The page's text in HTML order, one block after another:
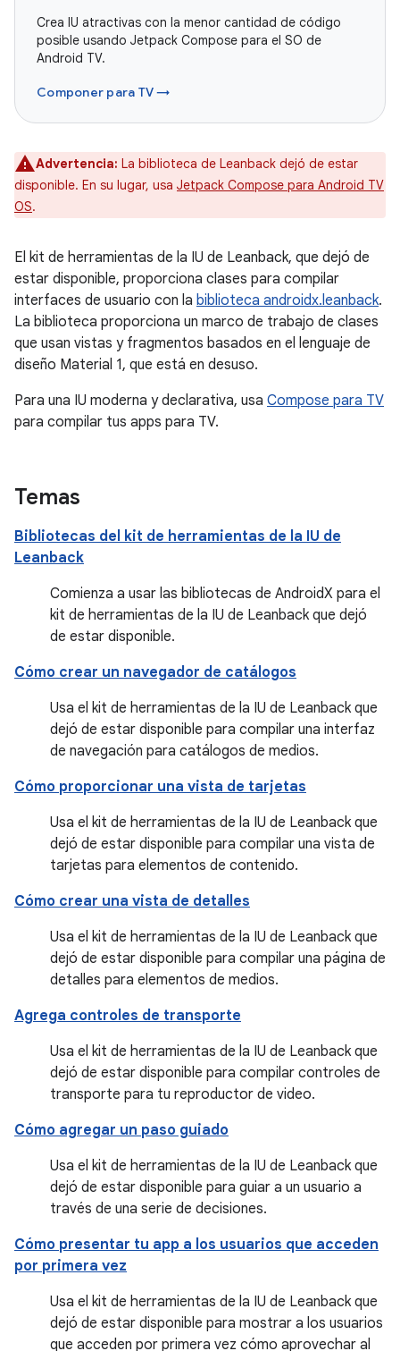
Crea IU atractivas con la menor cantidad de código
posible usando Jetpack Compose para el SO de
Android TV.
Componer para TV →
Advertencia: La biblioteca de Leanback dejó de estar
disponible. En su lugar, usa Jetpack Compose para Android TV
OS.
El kit de herramientas de la IU de Leanback, que dejó de
estar disponible, proporciona clases para compilar
interfaces de usuario con la biblioteca androidx.leanback.
La biblioteca proporciona un marco de trabajo de clases
que usan vistas y fragmentos basados en el lenguaje de
diseño Material 1, que está en desuso.
Para una IU moderna y declarativa, usa Compose para TV
para compilar tus apps para TV.
Temas
Bibliotecas del kit de herramientas de la IU de
Leanback
Comienza a usar las bibliotecas de AndroidX para el
kit de herramientas de la IU de Leanback que dejó
de estar disponible.
Cómo crear un navegador de catálogos
Usa el kit de herramientas de la IU de Leanback que
dejó de estar disponible para compilar una interfaz
de navegación para catálogos de medios.
Cómo proporcionar una vista de tarjetas
Usa el kit de herramientas de la IU de Leanback que
dejó de estar disponible para compilar una vista de
tarjetas para elementos de contenido.
Cómo crear una vista de detalles
Usa el kit de herramientas de la IU de Leanback que
dejó de estar disponible para compilar una página de
detalles para elementos de medios.
Agrega controles de transporte
Usa el kit de herramientas de la IU de Leanback que
dejó de estar disponible para compilar controles de
transporte para tu reproductor de video.
Cómo agregar un paso guiado
Usa el kit de herramientas de la IU de Leanback que
dejó de estar disponible para guiar a un usuario a
través de una serie de decisiones.
Cómo presentar tu app a los usuarios que acceden
por primera vez
Usa el kit de herramientas de la IU de Leanback que
dejó de estar disponible para mostrar a los usuarios
que acceden por primera vez cómo aprovechar al